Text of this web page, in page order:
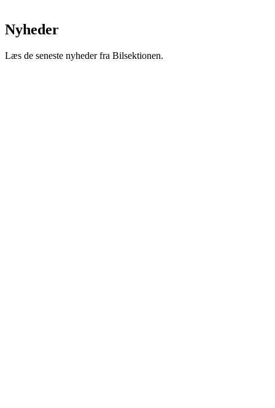
Nyheder
Læs de seneste nyheder fra Bilsektionen.